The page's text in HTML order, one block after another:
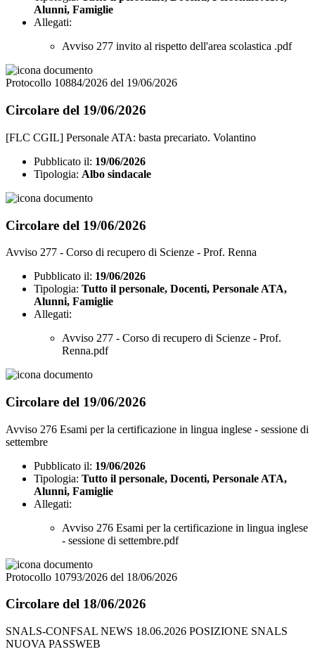
Alunni, Famiglie
Allegati:
Avviso 277 invito al rispetto dell'area scolastica .pdf
Protocollo 10884/2026 del 19/06/2026
Circolare del 19/06/2026
[FLC CGIL] Personale ATA: basta precariato. Volantino
Pubblicato il: 19/06/2026
Tipologia: Albo sindacale
Circolare del 19/06/2026
Avviso 277 - Corso di recupero di Scienze - Prof. Renna
Pubblicato il: 19/06/2026
Tipologia: Tutto il personale, Docenti, Personale ATA,
Alunni, Famiglie
Allegati:
Avviso 277 - Corso di recupero di Scienze - Prof.
Renna.pdf
Circolare del 19/06/2026
Avviso 276 Esami per la certificazione in lingua inglese - sessione di
settembre
Pubblicato il: 19/06/2026
Tipologia: Tutto il personale, Docenti, Personale ATA,
Alunni, Famiglie
Allegati:
Avviso 276 Esami per la certificazione in lingua inglese
- sessione di settembre.pdf
Protocollo 10793/2026 del 18/06/2026
Circolare del 18/06/2026
SNALS-CONFSAL NEWS 18.06.2026 POSIZIONE SNALS
NUOVA PASSWEB